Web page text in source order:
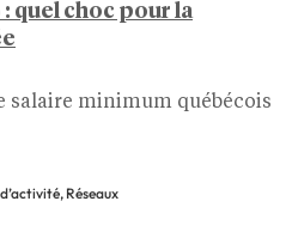
quel choc pour la
salaire minimum québécois
Réseaux